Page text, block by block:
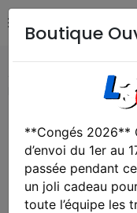
Airsoft /
Filet
Exclusivité web !
Boutique
**Congés 2026**
d’envoi du 1er au
passée pendant
un joli cadeau
toute l’équipe les